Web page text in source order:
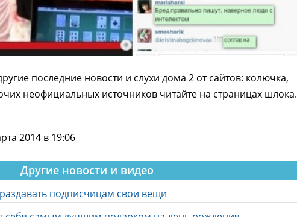
последние новости и слухи дома 2 от сайтов: колючка,
неофициальных источников читайте на страницах шлока.
2014 в 19:06
Другие новости и видео
подписчицам свои вещи